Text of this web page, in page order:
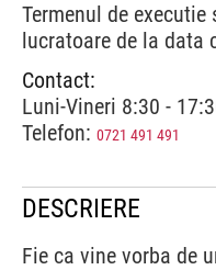
Termenul de
lucratoare de la data
Contact:
Luni-Vineri 8:30 -
Telefon: 0721 491 491
DESCRIERE
Fie ca vine vorba de